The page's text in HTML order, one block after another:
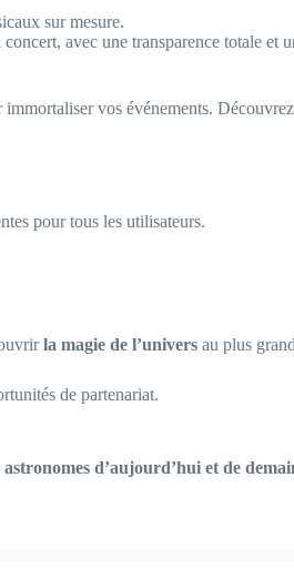
sur mesure.
avec une transparence totale et
immortaliser vos événements.
pour tous les utilisateurs.
la magie de l’univers au plus
de partenariat.
d’aujourd’hui et de